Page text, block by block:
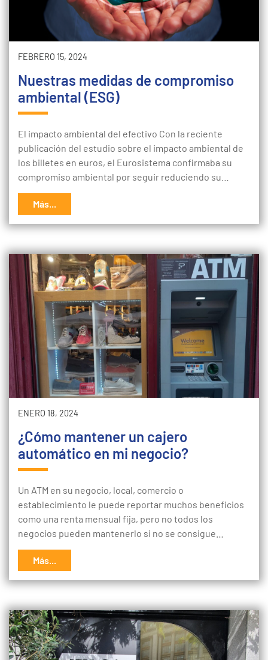
FEBRERO 15, 2024
Nuestras medidas de compromiso
ambiental (ESG)
El impacto ambiental del efectivo Con la reciente
publicación del estudio sobre el impacto ambiental de
los billetes en euros, el Eurosistema confirmaba su
compromiso ambiental por seguir reduciendo su…
Más...
ENERO 18, 2024
¿Cómo mantener un cajero
automático en mi negocio?
Un ATM en su negocio, local, comercio o
establecimiento le puede reportar muchos beneficios
como una renta mensual fija, pero no todos los
negocios pueden mantenerlo si no se consigue…
Más...